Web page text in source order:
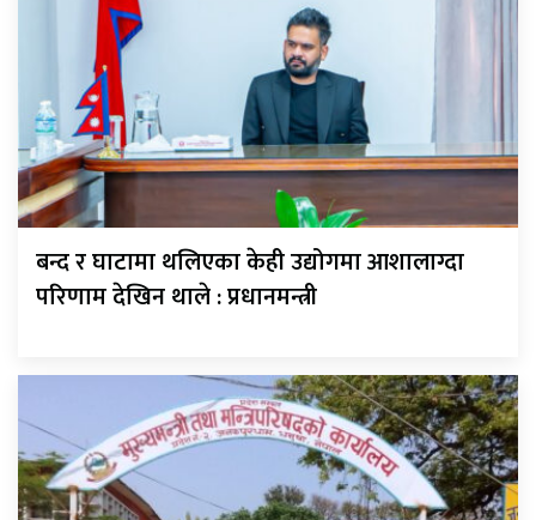
बन्द र घाटामा थलिएका केही उद्योगमा आशालाग्दा
परिणाम देखिन थाले : प्रधानमन्त्री